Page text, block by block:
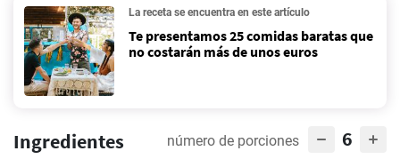
La receta se encuentra en este artículo
Te presentamos 25 comidas baratas que
no costarán más de unos euros
Ingredientes número de porciones 6